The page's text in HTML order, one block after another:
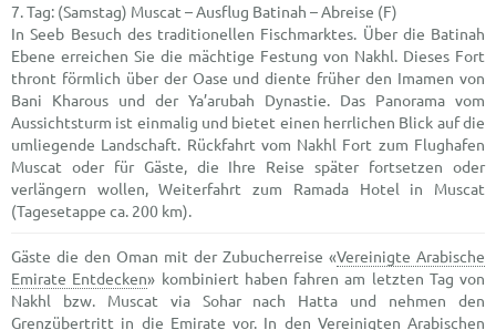
(Samstag) Muscat – Ausflug Batinah – Abreise (F)
In Seeb Besuch des traditionellen Fischmarktes. Über die Batinah
Ebene erreichen Sie die mächtige Festung von Nakhl. Dieses Fort
thront förmlich über der Oase und diente früher den Imamen von
Bani Kharous und der Ya’arubah Dynastie. Das Panorama vom
Aussichtsturm ist einmalig und bietet einen herrlichen Blick auf die
umliegende Landschaft. Rückfahrt vom Nakhl Fort zum Flughafen
Muscat oder für Gäste, die Ihre Reise später fortsetzen oder
verlängern wollen, Weiterfahrt zum Ramada Hotel in Muscat
(Tagesetappe ca. 200 km).
Gäste die den Oman mit der Zubucherreise «Vereinigte Arabische
Emirate Entdecken» kombiniert haben fahren am letzten Tag von
Nakhl bzw. Muscat via Sohar nach Hatta und nehmen den
Grenzübertritt in die Emirate vor. In den Vereinigten Arabischen